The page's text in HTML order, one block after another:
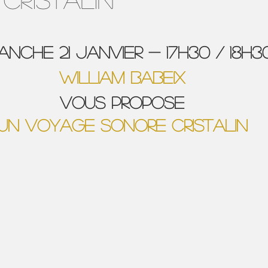
21 JANVIER - 17h30 /
WILLIAM BABEIX
VOUS PROPOSE
VOYAGE SONORE CRISTALIN